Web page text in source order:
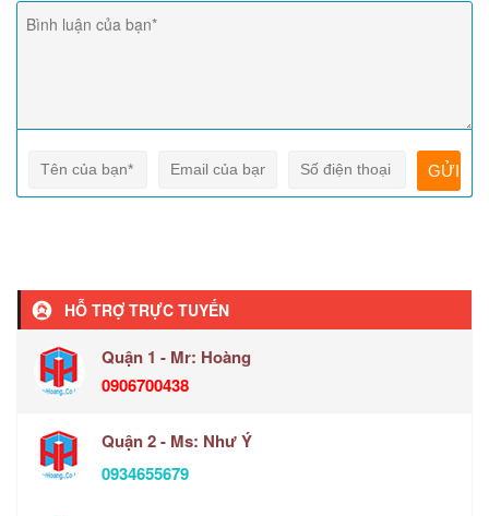
HỖ TRỢ TRỰC TUYẾN
Quận 1 - Mr: Hoàng
0906700438
Quận 2 - Ms: Như Ý
0934655679